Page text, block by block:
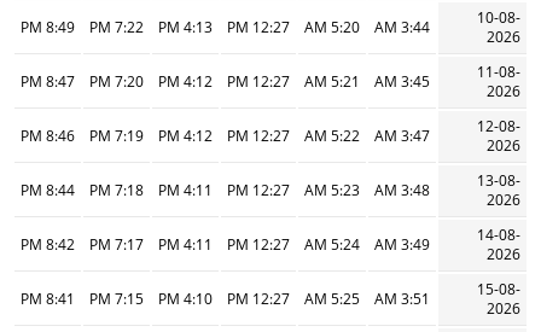
10-08-
2026
3:44 AM
5:20 AM
12:27 PM
4:13 PM
7:22 PM
8:49 PM
11-08-
2026
3:45 AM
5:21 AM
12:27 PM
4:12 PM
7:20 PM
8:47 PM
12-08-
2026
3:47 AM
5:22 AM
12:27 PM
4:12 PM
7:19 PM
8:46 PM
13-08-
2026
3:48 AM
5:23 AM
12:27 PM
4:11 PM
7:18 PM
8:44 PM
14-08-
2026
3:49 AM
5:24 AM
12:27 PM
4:11 PM
7:17 PM
8:42 PM
15-08-
2026
3:51 AM
5:25 AM
12:27 PM
4:10 PM
7:15 PM
8:41 PM